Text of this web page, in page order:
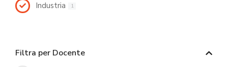
Industria 1
Filtra per Docente